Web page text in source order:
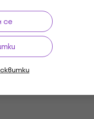
се